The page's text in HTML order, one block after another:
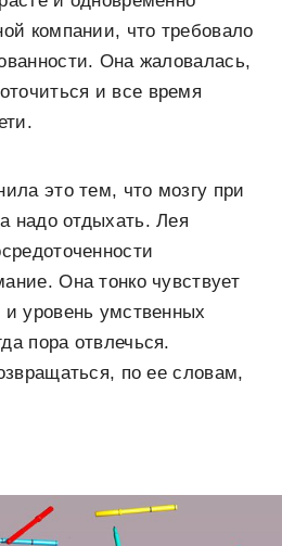
компании, что требовало
Она жаловалась,
и все время
это тем, что мозгу при
надо отдыхать. Лея
Она тонко чувствует
уровень умственных
пора отвлечься.
по ее словам,